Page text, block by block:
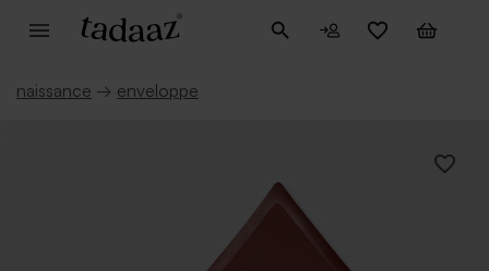
naissance → enveloppe